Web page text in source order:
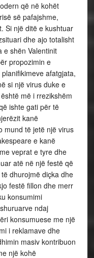
që në kohët
së pafajshme,
Si një ditë e kushtuar
dhe ajo totalisht
e shën Valentinit
propozimin e
afatgjata,
si një virus duke e
më i rrezikshëm
ishte gati për të
kanë
mund të jetë një virus
e kanë
veprat e tyre dhe
atë në një festë që
dhurojmë diçka dhe
festë fillon dhe merr
konsumimi
ndaj
konsumuese me një
i reklamave dhe
masiv kontribuon
një kohë